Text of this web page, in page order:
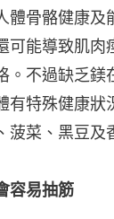
體骨骼健康及
可能導致肌
。不過缺乏鎂
有特殊健康狀
菠菜、黑豆及
容易抽筋